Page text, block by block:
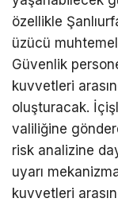
özellikle
üzücü muhtemel
Güvenlik
kuvvetleri
oluşturacak.
valiliğine
risk analizine
uyarı
kuvvetleri